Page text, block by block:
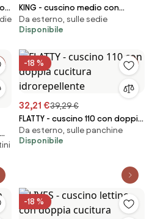
KING - cuscino medio con
doppia cucitura idrorepellente
Da esterno, sulle sedie
Disponibile
-18 %
32,21 €39,29 €
FLATTY - cuscino 110 con doppia
cucitura idrorepellente
Da esterno, sulle panchine
Disponibile
-18 %